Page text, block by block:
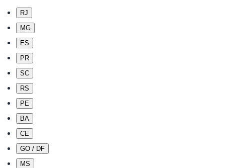
RJ
MG
ES
PR
SC
RS
PE
BA
CE
GO / DF
MS